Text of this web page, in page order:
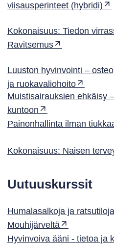
viisausperinteet (hybridi)
Kokonaisuus: Tiedon
Ravitsemus
Luuston hyvinvointi –
ja ruokavaliohoito
Muistisairauksien ehkäisy
kuntoon
Painonhallinta ilman
Kokonaisuus: Naisen
Uutuuskurssit
Humalasalkoja ja
Mouhijärveltä
Hyvinvoiva ääni - tietoa ja